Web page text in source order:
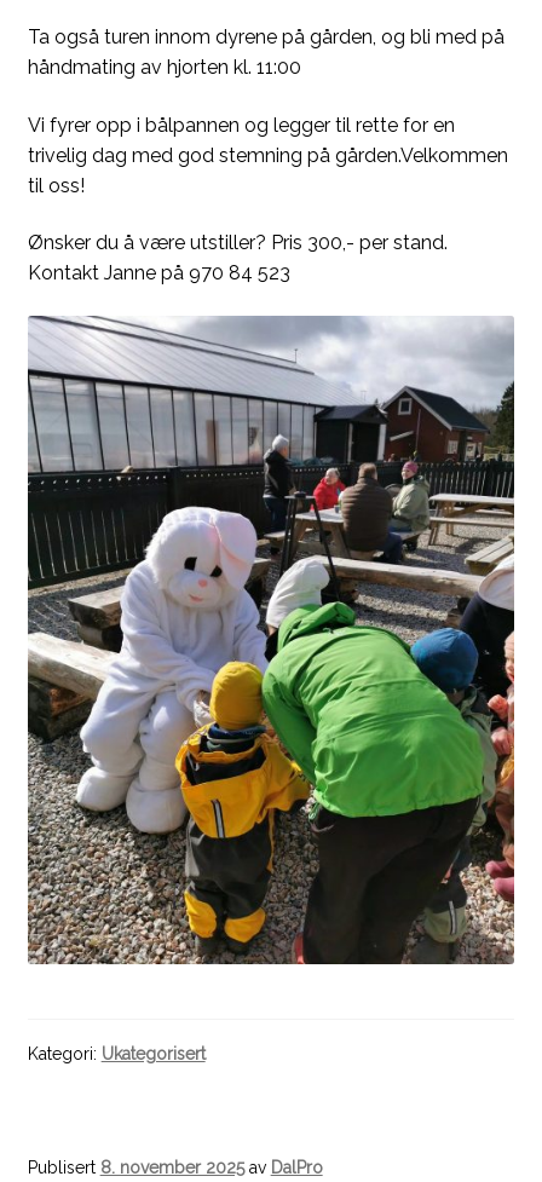
Ta også turen innom dyrene på gården, og bli med på
håndmating av hjorten kl. 11:00
Vi fyrer opp i bålpannen og legger til rette for en
trivelig dag med god stemning på gården.Velkommen
til oss!
Ønsker du å være utstiller? Pris 300,- per stand.
Kontakt Janne på 970 84 523
Kategori: Ukategorisert
Publisert 8. november 2025 av DalPro